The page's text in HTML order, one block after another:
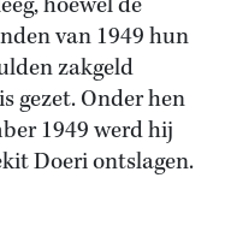
van 1949 hun
zakgeld
gezet. Onder hen
1949 werd hij
Doeri ontslagen.